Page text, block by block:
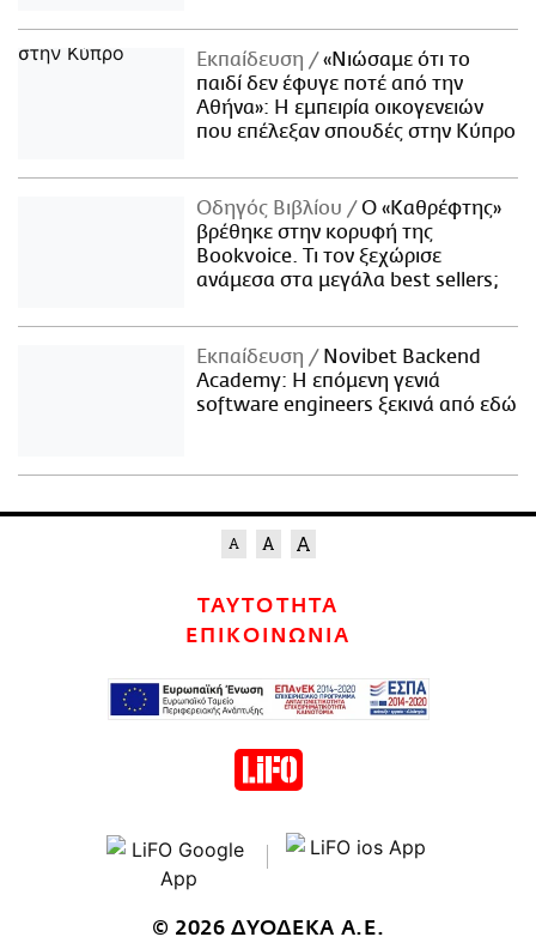
Εκπαίδευση
«Νιώσαμε ότι το
παιδί δεν έφυγε ποτέ από την
Αθήνα»: Η εμπειρία οικογενειών
που επέλεξαν σπουδές στην Κύπρο
Οδηγός Βιβλίου
Ο «Καθρέφτης»
βρέθηκε στην κορυφή της
Bookvoice. Τι τον ξεχώρισε
ανάμεσα στα μεγάλα best sellers;
Εκπαίδευση
Novibet Backend
Academy: Η επόμενη γενιά
software engineers ξεκινά από εδώ
ΤΑΥΤΟΤΗΤΑ
ΕΠΙΚΟΙΝΩΝΙΑ
© 2026 ΔΥΟΔΕΚΑ Α.Ε.